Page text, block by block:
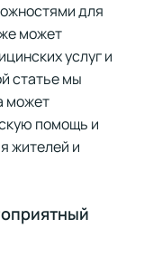
для
может
услуг и
статье мы
может
помощь и
жителей и